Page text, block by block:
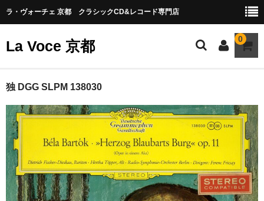
ラ・ヴォーチェ 京都 クラシックCD&レコード専門店
La Voce 京都 0
CATALOG LP
New arrival
交響曲・管弦楽曲
協奏曲
室内楽曲
独 DGG SLPM 138030